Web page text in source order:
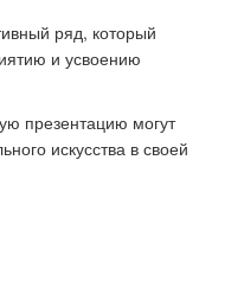
ряд, который
и усвоению
презентацию могут
искусства в своей